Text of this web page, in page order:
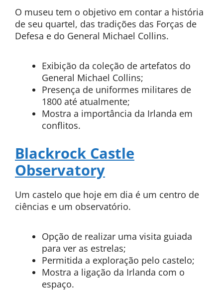
O museu tem o objetivo em contar a história
de seu quartel, das tradições das Forças de
Defesa e do General Michael Collins.
Exibição da coleção de artefatos do
General Michael Collins;
Presença de uniformes militares de
1800 até atualmente;
Mostra a importância da Irlanda em
conflitos.
Blackrock Castle
Observatory
Um castelo que hoje em dia é um centro de
ciências e um observatório.
Opção de realizar uma visita guiada
para ver as estrelas;
Permitida a exploração pelo castelo;
Mostra a ligação da Irlanda com o
espaço.